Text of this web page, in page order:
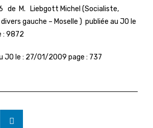
de M. Liebgott Michel (Socialiste,
gauche – Moselle ) publiée au JO le
: 9872
JO le : 27/01/2009 page : 737